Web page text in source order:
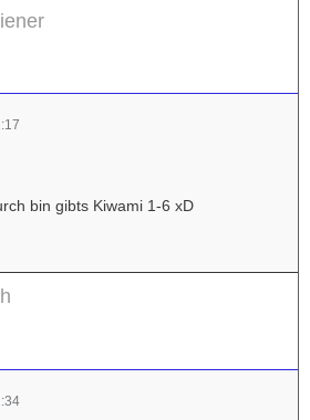
bin gibts Kiwami 1-6 xD